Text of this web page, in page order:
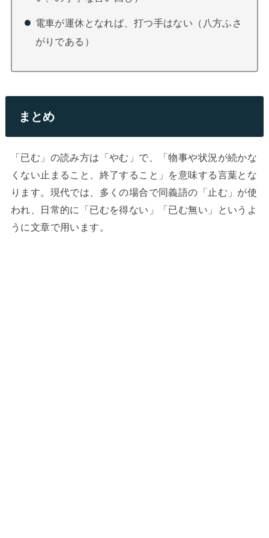
電車が運休となれば、打つ手はない（八方ふさ
がりである）
まとめ
「已む」の読み方は「やむ」で、「物事や状況が続かな
くない止まること、終了すること」を意味する言葉とな
ります。現代では、多くの場合で同義語の「止む」が使
われ、日常的に「已むを得ない」「已む無い」というよ
うに文章で用います。